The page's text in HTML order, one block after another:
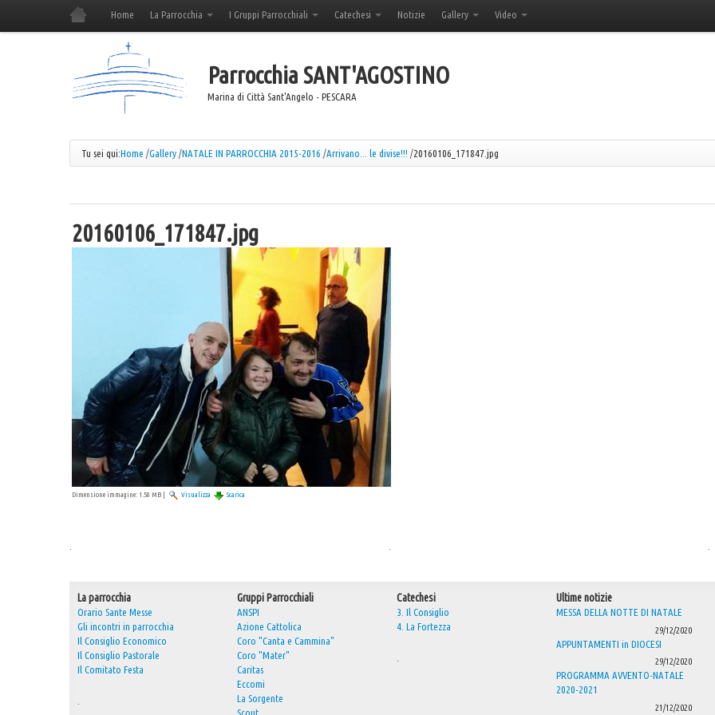
Home La Parrocchia I Gruppi Parrocchiali Catechesi Notizie Gallery Video
Parrocchia SANT'AGOSTINO
Marina di Città Sant'Angelo - PESCARA
Tu sei qui:Home /Gallery /NATALE IN PARROCCHIA 2015-2016 /Arrivano... le divise!!! /20160106_171847.jpg
20160106_171847.jpg
Dimensione immagine: 1.50 MB | Visualizza Scarica
La parrocchia
Orario Sante Messe
Gli incontri in parrocchia
Il Consiglio Economico
Il Consiglio Pastorale
Il Comitato Festa
Gruppi Parrocchiali
ANSPI
Azione Cattolica
Coro "Canta e Cammina"
Coro "Mater"
Caritas
Eccomi
La Sorgente
Scout
Catechesi
3. Il Consiglio
4. La Fortezza
Ultime notizie
MESSA DELLA NOTTE DI NATALE
29/12/2020
APPUNTAMENTI in DIOCESI
29/12/2020
PROGRAMMA AVVENTO-NATALE
2020-2021
21/12/2020